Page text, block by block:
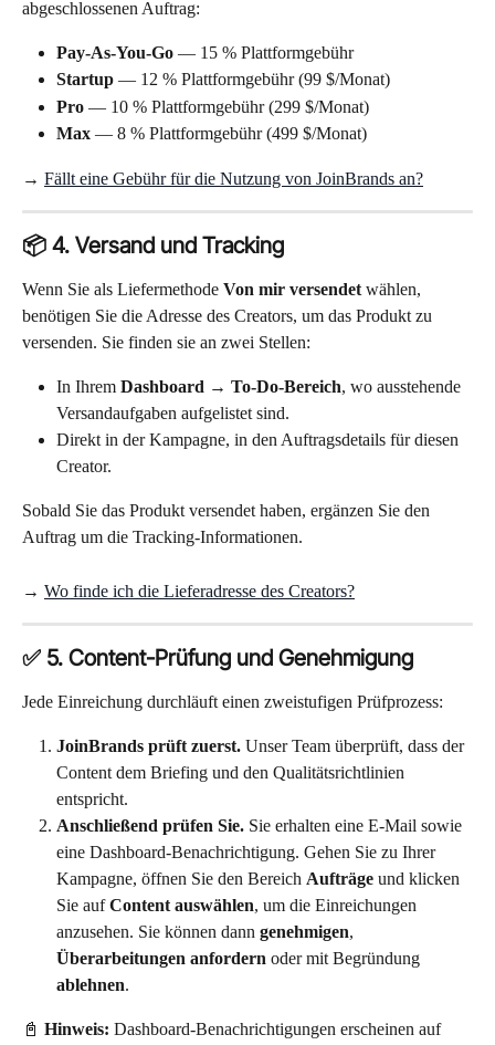
abgeschlossenen Auftrag:
Pay-As-You-Go — 15 % Plattformgebühr
Startup — 12 % Plattformgebühr (99 $/Monat)
Pro — 10 % Plattformgebühr (299 $/Monat)
Max — 8 % Plattformgebühr (499 $/Monat)
→ Fällt eine Gebühr für die Nutzung von JoinBrands an?
📦 4. Versand und Tracking
Wenn Sie als Liefermethode Von mir versendet wählen,
benötigen Sie die Adresse des Creators, um das Produkt zu
versenden. Sie finden sie an zwei Stellen:
In Ihrem Dashboard → To-Do-Bereich, wo ausstehende
Versandaufgaben aufgelistet sind.
Direkt in der Kampagne, in den Auftragsdetails für diesen
Creator.
Sobald Sie das Produkt versendet haben, ergänzen Sie den
Auftrag um die Tracking-Informationen.
→ Wo finde ich die Lieferadresse des Creators?
✅ 5. Content-Prüfung und Genehmigung
Jede Einreichung durchläuft einen zweistufigen Prüfprozess:
JoinBrands prüft zuerst. Unser Team überprüft, dass der
Content dem Briefing und den Qualitätsrichtlinien
entspricht.
Anschließend prüfen Sie. Sie erhalten eine E-Mail sowie
eine Dashboard-Benachrichtigung. Gehen Sie zu Ihrer
Kampagne, öffnen Sie den Bereich Aufträge und klicken
Sie auf Content auswählen, um die Einreichungen
anzusehen. Sie können dann genehmigen,
Überarbeitungen anfordern oder mit Begründung
ablehnen.
📓 Hinweis: Dashboard-Benachrichtigungen erscheinen auf